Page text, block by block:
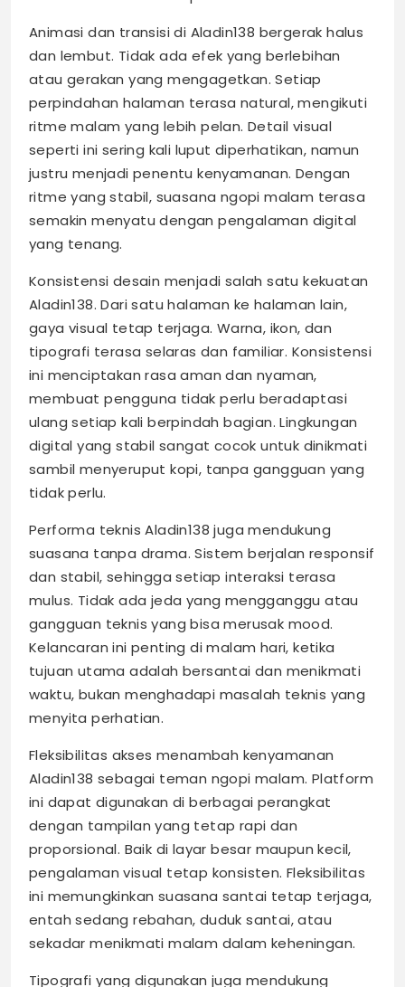
Animasi dan transisi di Aladin138 bergerak halus
dan lembut. Tidak ada efek yang berlebihan
atau gerakan yang mengagetkan. Setiap
perpindahan halaman terasa natural, mengikuti
ritme malam yang lebih pelan. Detail visual
seperti ini sering kali luput diperhatikan, namun
justru menjadi penentu kenyamanan. Dengan
ritme yang stabil, suasana ngopi malam terasa
semakin menyatu dengan pengalaman digital
yang tenang.
Konsistensi desain menjadi salah satu kekuatan
Aladin138. Dari satu halaman ke halaman lain,
gaya visual tetap terjaga. Warna, ikon, dan
tipografi terasa selaras dan familiar. Konsistensi
ini menciptakan rasa aman dan nyaman,
membuat pengguna tidak perlu beradaptasi
ulang setiap kali berpindah bagian. Lingkungan
digital yang stabil sangat cocok untuk dinikmati
sambil menyeruput kopi, tanpa gangguan yang
tidak perlu.
Performa teknis Aladin138 juga mendukung
suasana tanpa drama. Sistem berjalan responsif
dan stabil, sehingga setiap interaksi terasa
mulus. Tidak ada jeda yang mengganggu atau
gangguan teknis yang bisa merusak mood.
Kelancaran ini penting di malam hari, ketika
tujuan utama adalah bersantai dan menikmati
waktu, bukan menghadapi masalah teknis yang
menyita perhatian.
Fleksibilitas akses menambah kenyamanan
Aladin138 sebagai teman ngopi malam. Platform
ini dapat digunakan di berbagai perangkat
dengan tampilan yang tetap rapi dan
proporsional. Baik di layar besar maupun kecil,
pengalaman visual tetap konsisten. Fleksibilitas
ini memungkinkan suasana santai tetap terjaga,
entah sedang rebahan, duduk santai, atau
sekadar menikmati malam dalam keheningan.
Tipografi yang digunakan juga mendukung